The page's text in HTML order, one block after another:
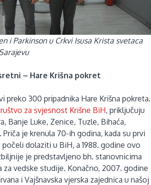
i Parkinson u Crkvi Isusa Krista svetaca
– Hare Krišna pokret
preko 300 pripadnika Hare Krišna pokreta.
za svjesnost Krišne BiH, priključuju
Banje Luke, Zenice, Tuzle, Bihaća,
je krenula 70-ih godina, kada su prvi
dolaziti u BiH, a 1988. godine ovo
je predstavljeno bh. stanovnicima
za vedske studije. Konačno, 2007. godine
i Vajšnavska vjerska zajednica u našoj